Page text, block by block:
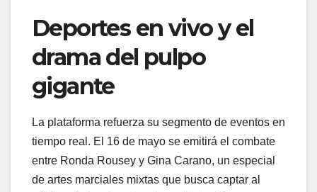
Deportes en vivo y el
drama del pulpo
gigante
La plataforma refuerza su segmento de eventos en
tiempo real. El 16 de mayo se emitirá el combate
entre Ronda Rousey y Gina Carano, un especial
de artes marciales mixtas que busca captar al